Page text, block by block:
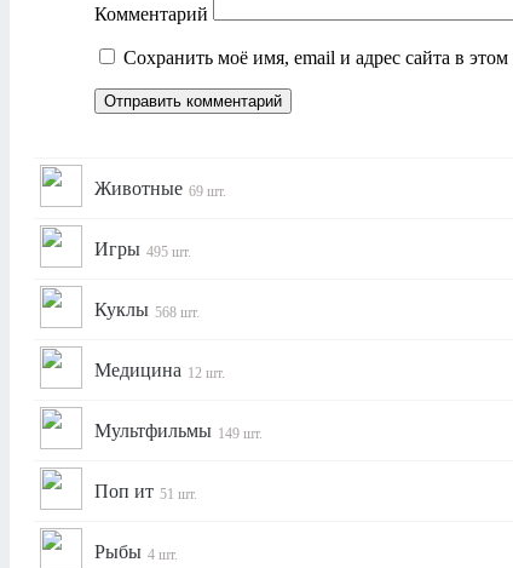
Комментарий
Сохранить моё имя, email и адрес сайта в
Животные 69 шт.
Игры 495 шт.
Куклы 568 шт.
Медицина 12 шт.
Мультфильмы 149 шт.
Поп ит 51 шт.
Рыбы 4 шт.